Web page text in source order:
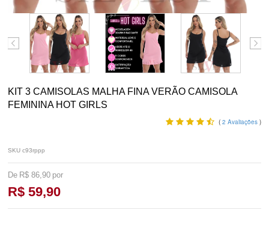
KIT 3 CAMISOLAS MALHA FINA VERÃO CAMISOLA
FEMININA HOT GIRLS
( 2 Avaliações )
SKU c93rppp
R$ 86,90
R$ 59,90